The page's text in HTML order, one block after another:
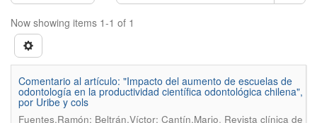
Now showing items 1-1 of 1
Comentario al artículo: "Impacto del aumento de escuelas de
odontología en la productividad científica odontológica chilena",
por Uribe y cols
Fuentes,Ramón; Beltrán,Víctor; Cantín,Mario. Revista clínica de